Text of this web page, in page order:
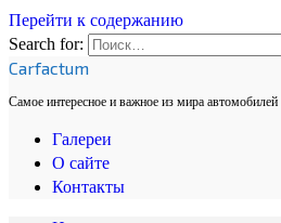
Перейти к содержанию
Search for:
Carfactum
Самое интересное и важное из мира автомобилей
Галереи
О сайте
Контакты